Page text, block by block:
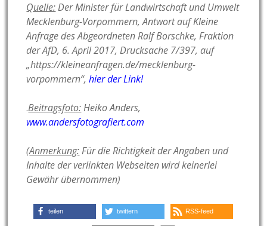
Quelle: Der Minister für Landwirtschaft und Umwelt
Mecklenburg-Vorpommern, Antwort auf Kleine
Anfrage des Abgeordneten Ralf Borschke, Fraktion
der AfD, 6. April 2017, Drucksache 7/397, auf
„https://kleineanfragen.de/mecklenburg-
vorpommern“, hier der Link!
.Beitragsfoto:Heiko Anders,
www.andersfotografiert.com
(Anmerkung:Für die Richtigkeit der Angaben und
Inhalte der verlinkten Webseiten wird keinerlei
Gewähr übernommen)
teilen twittern RSS-feed